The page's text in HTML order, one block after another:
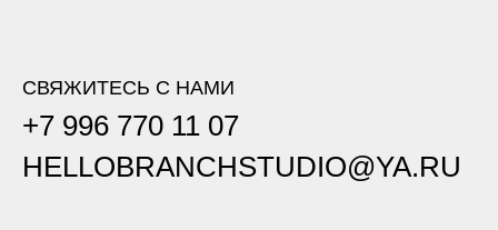
СВЯЖИТЕСЬ С НАМИ
+7 996 770 11 07
HELLOBRANCHSTUDIO@YA.RU